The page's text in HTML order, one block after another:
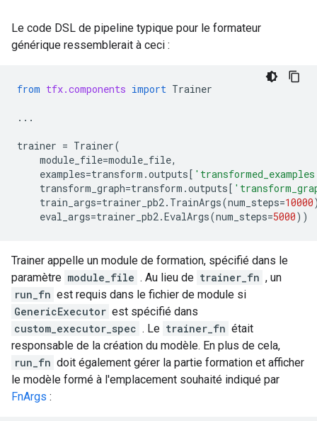
Le code DSL de pipeline typique pour le formateur
générique ressemblerait à ceci :
from tfx.components import Trainer
...
trainer = Trainer(
module_file=module_file,
examples=transform .outputs[
transform_graph=transform .outputs[
train_args=trainer_pb2. TrainArgs(num_steps=10000
eval_args=trainer_pb2.EvalArgs(num_steps=5000))
Trainer appelle un module de formation, spécifié dans le
paramètre module_file . Au lieu de trainer_fn , un
run_fn est requis dans le fichier de module si
GenericExecutor est spécifié dans
custom_executor_spec . Le trainer_fn était
responsable de la création du modèle. En plus de cela,
run_fn doit également gérer la partie formation et afficher
le modèle formé à l'emplacement souhaité indiqué par
FnArgs :